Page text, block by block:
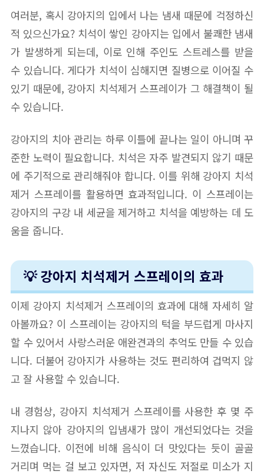
여러분, 혹시 강아지의 입에서 나는 냄새 때문에 걱정하신
적 있으신가요? 치석이 쌓인 강아지는 입에서 불쾌한 냄새
가 발생하게 되는데, 이로 인해 주인도 스트레스를 받을
수 있습니다. 게다가 치석이 심해지면 질병으로 이어질 수
있기 때문에, 강아지 치석제거 스프레이가 그 해결책이 될
수 있습니다.
강아지의 치아 관리는 하루 이틀에 끝나는 일이 아니며 꾸
준한 노력이 필요합니다. 치석은 자주 발견되지 않기 때문
에 주기적으로 관리해줘야 합니다. 이를 위해 강아지 치석
제거 스프레이를 활용하면 효과적입니다. 이 스프레이는
강아지의 구강 내 세균을 제거하고 치석을 예방하는 데 도
움을 줍니다.
💡 강아지 치석제거 스프레이의 효과
이제 강아지 치석제거 스프레이의 효과에 대해 자세히 알
아볼까요? 이 스프레이는 강아지의 턱을 부드럽게 마사지
할 수 있어서 사랑스러운 애완견과의 추억도 만들 수 있습
니다. 더불어 강아지가 사용하는 것도 편리하여 겁먹지 않
고 잘 사용할 수 있습니다.
내 경험상, 강아지 치석제거 스프레이를 사용한 후 몇 주
지나지 않아 강아지의 입냄새가 많이 개선되었다는 것을
느꼈습니다. 이전에 비해 음식이 더 맛있다는 듯이 골골
거리며 먹는 걸 보고 있자면, 저 자신도 저절로 미소가 지